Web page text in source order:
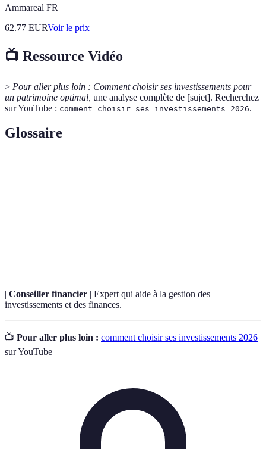
Ammareal FR
62.77 EURVoir le prix
📺 Ressource Vidéo
> Pour aller plus loin : Comment choisir ses investissements pour
un patrimoine optimal, une analyse complète de [sujet]. Recherchez
sur YouTube : comment choisir ses investissements 2026.
Glossaire
| Conseiller financier | Expert qui aide à la gestion des
investissements et des finances.
📺 Pour aller plus loin : comment choisir ses investissements 2026
sur YouTube